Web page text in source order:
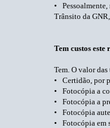
• Pessoalmente,
Trânsito da
Tem custos este
Tem. O valor
• Certidão, por
• Fotocópia a
• Fotocópia a
• Fotocópia
• Fotocópia em